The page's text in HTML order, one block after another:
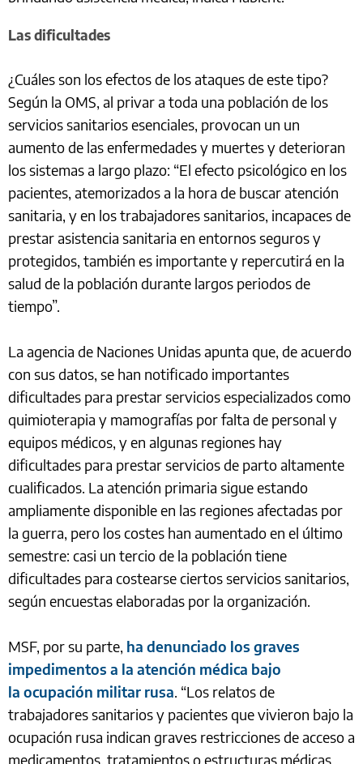
Las dificultades
¿Cuáles son los efectos de los ataques de este tipo?
Según la OMS, al privar a toda una población de los
servicios sanitarios esenciales, provocan un un
aumento de las enfermedades y muertes y deterioran
los sistemas a largo plazo: “El efecto psicológico en los
pacientes, atemorizados a la hora de buscar atención
sanitaria, y en los trabajadores sanitarios, incapaces de
prestar asistencia sanitaria en entornos seguros y
protegidos, también es importante y repercutirá en la
salud de la población durante largos periodos de
tiempo”.
La agencia de Naciones Unidas apunta que, de acuerdo
con sus datos, se han notificado importantes
dificultades para prestar servicios especializados como
quimioterapia y mamografías por falta de personal y
equipos médicos, y en algunas regiones hay
dificultades para prestar servicios de parto altamente
cualificados. La atención primaria sigue estando
ampliamente disponible en las regiones afectadas por
la guerra, pero los costes han aumentado en el último
semestre: casi un tercio de la población tiene
dificultades para costearse ciertos servicios sanitarios,
según encuestas elaboradas por la organización.
MSF, por su parte, ha denunciado los graves
impedimentos a la atención médica bajo
la ocupación militar rusa. “Los relatos de
trabajadores sanitarios y pacientes que vivieron bajo la
ocupación rusa indican graves restricciones de acceso a
medicamentos, tratamientos o estructuras médicas